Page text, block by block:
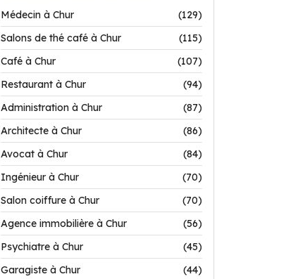
Médecin à Chur
(129)
Salons de thé café à Chur
(115)
Café à Chur
(107)
Restaurant à Chur
(94)
Administration à Chur
(87)
Architecte à Chur
(86)
Avocat à Chur
(84)
Ingénieur à Chur
(70)
Salon coiffure à Chur
(70)
Agence immobilière à Chur
(56)
Psychiatre à Chur
(45)
Garagiste à Chur
(44)